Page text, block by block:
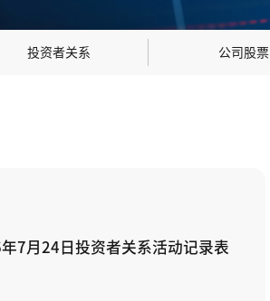
投资者关系 公司股票
7月24日投资者关系活动记录表